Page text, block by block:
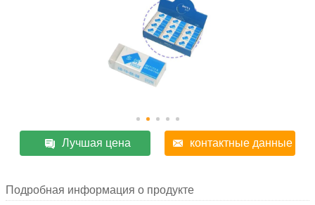
Лучшая цена контактные данные
Подробная информация о продукте